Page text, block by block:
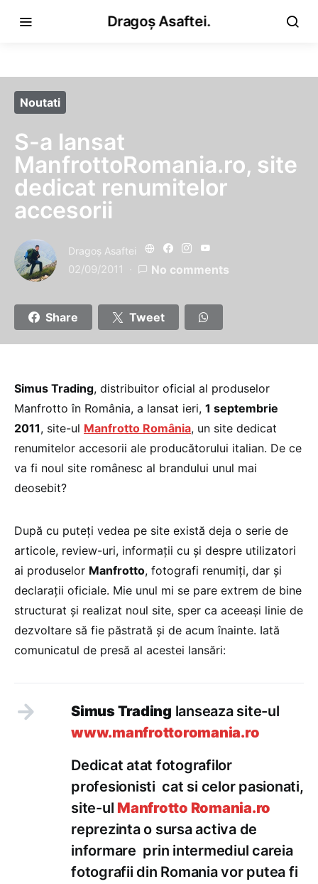
Dragoș Asaftei.
Noutati
S-a lansat
ManfrottoRomania.ro, site
dedicat renumitelor
accesorii
Dragoş Asaftei
02/09/2011 No comments
Share Tweet
Simus Trading, distribuitor oficial al produselor
Manfrotto în România, a lansat ieri, 1 septembrie
2011, site-ul Manfrotto România, un site dedicat
renumitelor accesorii ale producătorului italian. De ce
va fi noul site românesc al brandului unul mai
deosebit?
După cu puteți vedea pe site există deja o serie de
articole, review-uri, informații cu și despre utilizatori
ai produselor Manfrotto, fotografi renumiți, dar și
declarații oficiale. Mie unul mi se pare extrem de bine
structurat și realizat noul site, sper ca aceeași linie de
dezvoltare să fie păstrată și de acum înainte. Iată
comunicatul de presă al acestei lansări:
Simus Trading lanseaza site-ul
www.manfrottoromania.ro
Dedicat atat fotografilor
profesionisti cat si celor pasionati,
site-ul Manfrotto Romania.ro
reprezinta o sursa activa de
informare prin intermediul careia
fotografii din Romania vor putea fi